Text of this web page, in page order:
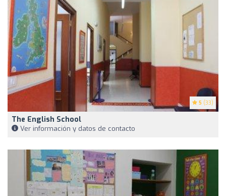
5 (33)
The English School
Ver información y datos de contacto